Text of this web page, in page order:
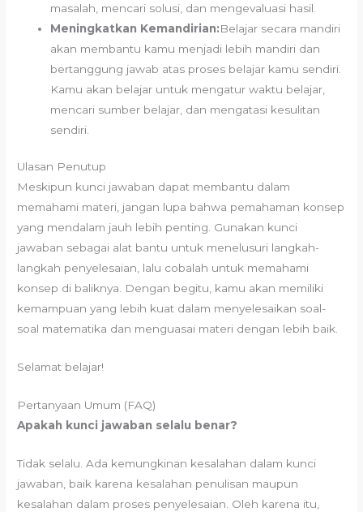
masalah, mencari solusi, dan mengevaluasi hasil.
Meningkatkan Kemandirian:Belajar secara mandiri
akan membantu kamu menjadi lebih mandiri dan
bertanggung jawab atas proses belajar kamu sendiri.
Kamu akan belajar untuk mengatur waktu belajar,
mencari sumber belajar, dan mengatasi kesulitan
sendiri.
Ulasan Penutup
Meskipun kunci jawaban dapat membantu dalam
memahami materi, jangan lupa bahwa pemahaman konsep
yang mendalam jauh lebih penting. Gunakan kunci
jawaban sebagai alat bantu untuk menelusuri langkah-
langkah penyelesaian, lalu cobalah untuk memahami
konsep di baliknya. Dengan begitu, kamu akan memiliki
kemampuan yang lebih kuat dalam menyelesaikan soal-
soal matematika dan menguasai materi dengan lebih baik.
Selamat belajar!
Pertanyaan Umum (FAQ)
Apakah kunci jawaban selalu benar?
Tidak selalu. Ada kemungkinan kesalahan dalam kunci
jawaban, baik karena kesalahan penulisan maupun
kesalahan dalam proses penyelesaian. Oleh karena itu,